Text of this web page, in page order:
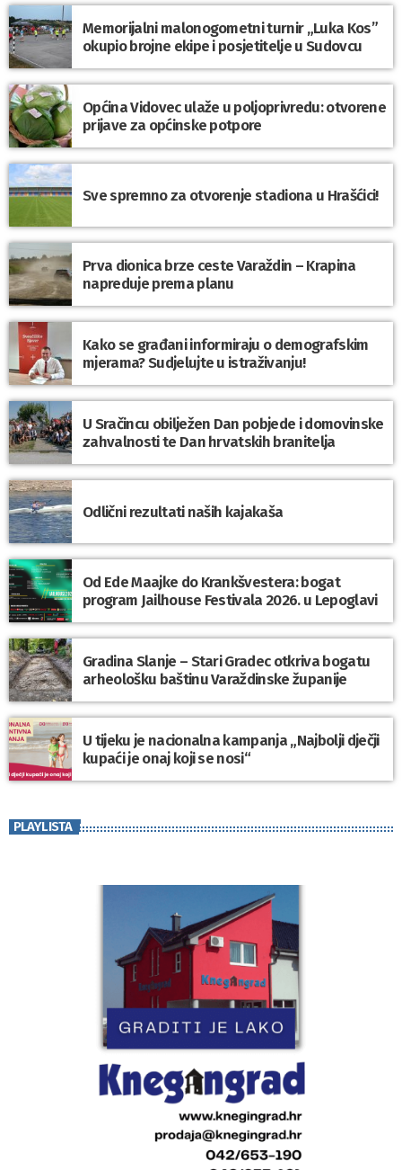
Memorijalni malonogometni turnir „Luka Kos”
okupio brojne ekipe i posjetitelje u Sudovcu
Općina Vidovec ulaže u poljoprivredu: otvorene
prijave za općinske potpore
Sve spremno za otvorenje stadiona u Hrašćici!
Prva dionica brze ceste Varaždin – Krapina
napreduje prema planu
Kako se građani informiraju o demografskim
mjerama? Sudjelujte u istraživanju!
U Sračincu obilježen Dan pobjede i domovinske
zahvalnosti te Dan hrvatskih branitelja
Odlični rezultati naših kajakaša
Od Ede Maajke do Krankšvestera: bogat
program Jailhouse Festivala 2026. u Lepoglavi
Gradina Slanje – Stari Gradec otkriva bogatu
arheološku baštinu Varaždinske županije
U tijeku je nacionalna kampanja „Najbolji dječji
kupaći je onaj koji se nosi“
PLAYLISTA